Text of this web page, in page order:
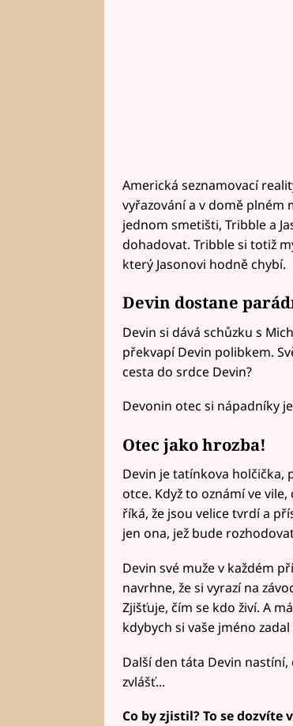
Americká seznamovací
vyřazování a v domě plném
jednom smetišti, Tribble a
dohadovat. Tribble si totiž
který Jasonovi hodně chybí.
Devin dostane
Devin si dává schůzku s
překvapí Devin polibkem.
cesta do srdce Devin?
Devonin otec si nápadníky
Otec jako hrozba!
Devin je tatínkova holčička,
otce. Když to oznámí ve
říká, že jsou velice tvrdí a
jen ona, jež bude
Devin své muže v každém
navrhne, že si vyrazí na
Zjišťuje, čím se kdo živí. A
kdybych si vaše jméno
Další den táta Devin
zvlášť...
Co by zjistil? To se dozvíte